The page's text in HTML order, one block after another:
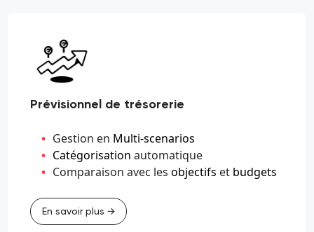
Prévisionnel de trésorerie
Gestion en Multi-scenarios
Catégorisation automatique
Comparaison avec les objectifs et budgets
En savoir plus →